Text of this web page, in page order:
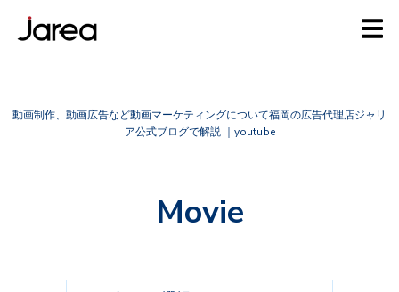
動画制作、動画広告など動画マーケティングについて福岡の広告代理店ジャリ
ア公式ブログで解説 ｜youtube
Movie